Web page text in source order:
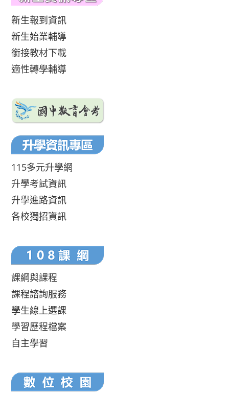
新生報到資訊
新生始業輔導
銜接教材下載
適性轉學輔導
115多元升學網
升學考試資訊
升學進路資訊
各校獨招資訊
課綱與課程
課程諮詢服務
學生線上選課
學習歷程檔案
自主學習